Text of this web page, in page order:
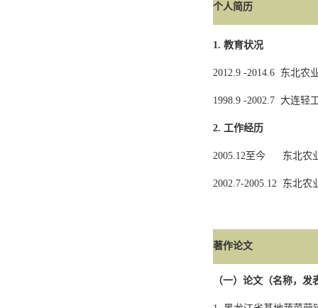
个人简历
1. 教育状况
2012.9 -2014.6 东北农
1998.9 -2002.7 大连轻
2. 工作经历
2005.12至今 东北农
2002.7-2005.12 东北农
著作论文
（一）论文（名称，